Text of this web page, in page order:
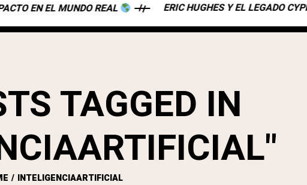
EL MUNDO REAL ERIC HUGHES Y EL LEGADO
TAGGED IN
INTELIGENCIAARTIFICIAL